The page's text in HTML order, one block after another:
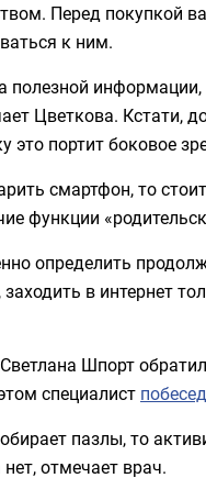
Перед покупкой
к ним.
полезной
Цветкова. Кстати,
это портит боковое
смартфон, то
функции
определить
в интернет
Шпорт
специалист
пазлы, то
отмечает врач.